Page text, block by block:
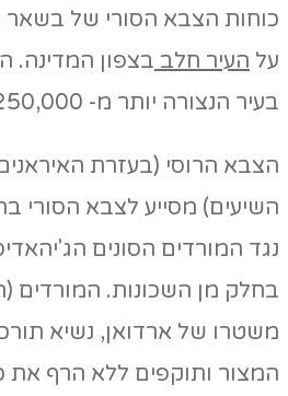
כוחות הצבא הסורי של
על העיר חלב בצפון המדינה.
בעיר הנצורה יותר מ- 250,000 תושבים לכודים.
הצבא הרוסי (בעזרת
השיעים) מסייע לצבא הסורי
נגד המורדים הסונים
בחלק מן השכונות. המורדים
משטרו של ארדואן, נשיא
המצור ותוקפים ללא הרף את